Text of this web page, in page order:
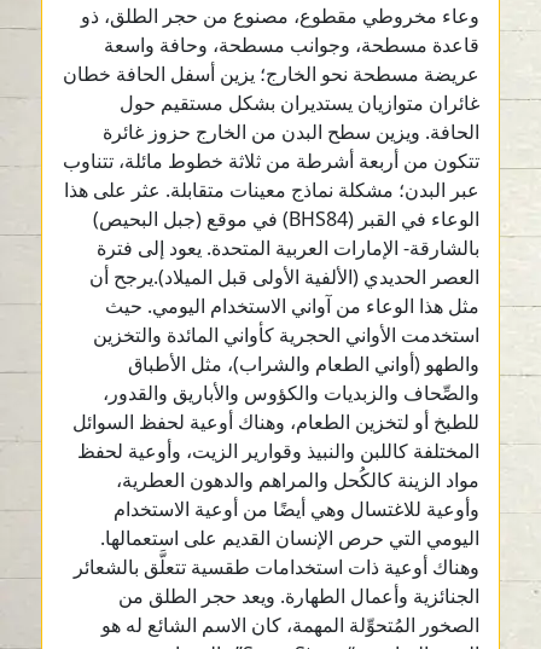
وعاء مخروطي مقطوع، مصنوع من حجر الطلق، ذو
قاعدة مسطحة، وجوانب مسطحة، وحافة واسعة
عريضة مسطحة نحو الخارج؛ يزين أسفل الحافة خطان
غائران متوازيان يستديران بشكل مستقيم حول
الحافة. ويزين سطح البدن من الخارج حزوز غائرة
تتكون من أربعة أشرطة من ثلاثة خطوط مائلة، تتناوب
عبر البدن؛ مشكلة نماذج معينات متقابلة. عثر على هذا
الوعاء في القبر (BHS84) في موقع (جبل البحيص)
بالشارقة- الإمارات العربية المتحدة. يعود إلى فترة
العصر الحديدي (الألفية الأولى قبل الميلاد).يرجح أن
مثل هذا الوعاء من آواني الاستخدام اليومي. حيث
استخدمت الأواني الحجرية كأواني المائدة والتخزين
والطهو (أواني الطعام والشراب)، مثل الأطباق
والصِّحاف والزبديات والكؤوس والأباريق والقدور،
للطبخ أو لتخزين الطعام، وهناك أوعية لحفظ السوائل
المختلفة كاللبن والنبيذ وقوارير الزيت، وأوعية لحفظ
مواد الزينة كالكُحل والمراهم والدهون العطرية،
وأوعية للاغتسال وهي أيضًا من أوعية الاستخدام
اليومي التي حرص الإنسان القديم على استعمالها.
وهناك أوعية ذات استخدامات طقسية تتعلَّق بالشعائر
الجنائزية وأعمال الطهارة. ويعد حجر الطلق من
الصخور المُتحوِّلة المهمة، كان الاسم الشائع له هو